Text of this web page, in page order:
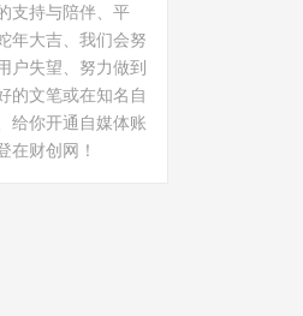
支持与陪伴、平
年大吉、我们会努
户失望、努力做到
的文笔或在知名自
给你开通自媒体账
在财创网！